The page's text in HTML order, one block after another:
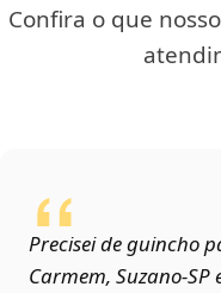
Confira o que
Precisei de guincho
Carmem,